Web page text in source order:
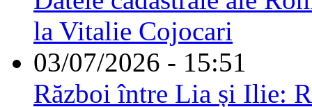
la Vitalie Cojocari
03/07/2026 - 15:51
Război între Lia și Ilie: